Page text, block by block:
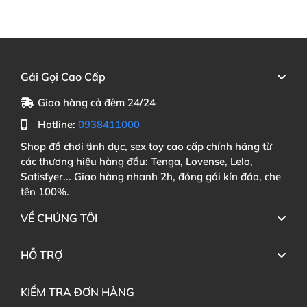
Gái Gọi Cao Cấp
Giao hàng cả đêm 24/24
Hotline: 0938411000
Shop đồ chơi tình dục, sex toy cao cấp chính hãng từ
các thương hiệu hàng đầu: Tenga, Lovense, Lelo,
Satisfyer... Giao hàng nhanh 2h, đóng gói kín đáo, che
tên 100%.
VỀ CHÚNG TÔI
HỖ TRỢ
KIỂM TRA ĐƠN HÀNG